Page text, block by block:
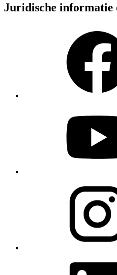
Juridische informatie